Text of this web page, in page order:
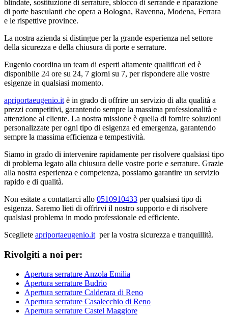
blindate, sostituzione di serrature, sblocco di serrande e riparazione
di porte basculanti che opera a Bologna, Ravenna, Modena, Ferrara
e le rispettive province.
La nostra azienda si distingue per la grande esperienza nel settore
della sicurezza e della chiusura di porte e serrature.
Eugenio coordina un team di esperti altamente qualificati ed è
disponibile 24 ore su 24, 7 giorni su 7, per rispondere alle vostre
esigenze in qualsiasi momento.
apriportaeugenio.it è in grado di offrire un servizio di alta qualità a
prezzi competitivi, garantendo sempre la massima professionalità e
attenzione al cliente. La nostra missione è quella di fornire soluzioni
personalizzate per ogni tipo di esigenza ed emergenza, garantendo
sempre la massima efficienza e tempestività.
Siamo in grado di intervenire rapidamente per risolvere qualsiasi tipo
di problema legato alla chiusura delle vostre porte e serrature. Grazie
alla nostra esperienza e competenza, possiamo garantire un servizio
rapido e di qualità.
Non esitate a contattarci allo 0510910433 per qualsiasi tipo di
esigenza. Saremo lieti di offrirvi il nostro supporto e di risolvere
qualsiasi problema in modo professionale ed efficiente.
Scegliete apriportaeugenio.it per la vostra sicurezza e tranquillità.
Rivolgiti a noi per:
Apertura serrature Anzola Emilia
Apertura serrature Budrio
Apertura serrature Calderara di Reno
Apertura serrature Casalecchio di Reno
Apertura serrature Castel Maggiore